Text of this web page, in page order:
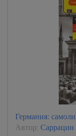
Германия:
Автор: